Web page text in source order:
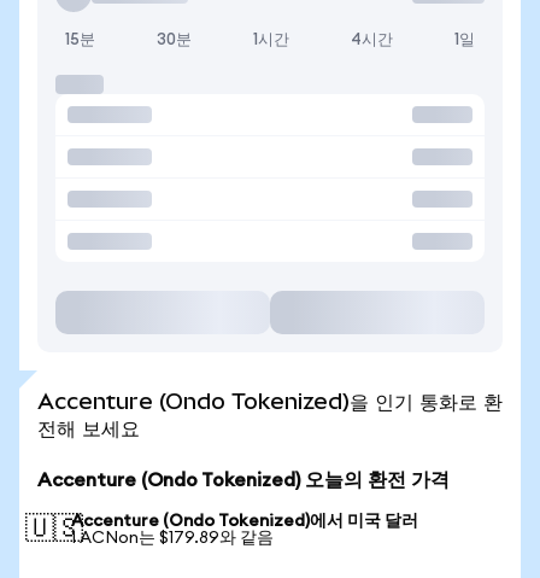
15분 30분 1시간 4시간 1일
Accenture (Ondo Tokenized)을 인기 통화로 환
전해 보세요
Accenture (Ondo Tokenized) 오늘의 환전 가격
🇺🇸Accenture (Ondo Tokenized)에서 미국 달러
1 ACNon는 $179.89와 같음